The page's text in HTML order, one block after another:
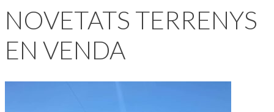
NOVETATS TERRENYS
EN VENDA